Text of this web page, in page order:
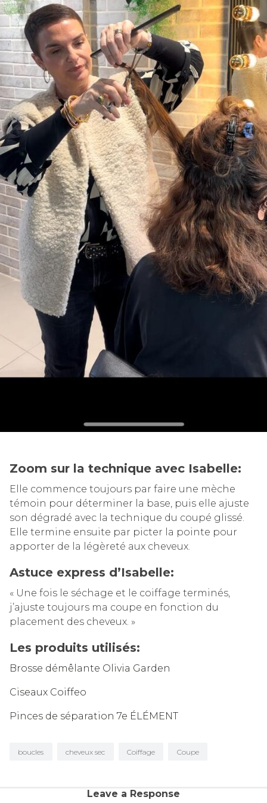
Zoom sur la technique avec Isabelle:
Elle commence toujours par faire une mèche
témoin pour déterminer la base, puis elle ajuste
son dégradé avec la technique du coupé glissé.
Elle termine ensuite par picter la pointe pour
apporter de la légèreté aux cheveux.
Astuce express d’Isabelle:
« Une fois le séchage et le coiffage terminés,
j’ajuste toujours ma coupe en fonction du
placement des cheveux. »
Les produits utilisés:
Brosse démêlante Olivia Garden
Ciseaux Coiffeo
Pinces de séparation 7e ÉLÉMENT
boucles cheveux sec Coiffage Coupe
Leave a Response